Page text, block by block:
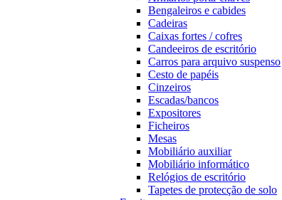
Bengaleiros e cabides
Cadeiras
Caixas fortes / cofres
Candeeiros de escritório
Carros para arquivo suspenso
Cesto de papéis
Cinzeiros
Escadas/bancos
Expositores
Ficheiros
Mesas
Mobiliário auxiliar
Mobiliário informático
Relógios de escritório
Tapetes de protecção de solo